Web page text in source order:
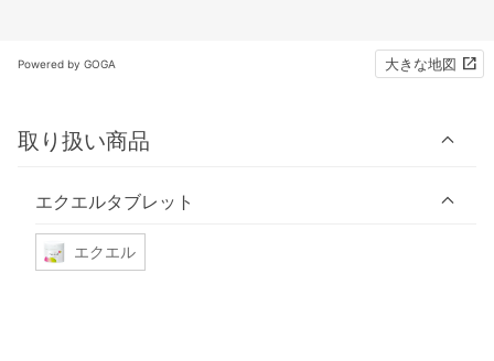
Powered by GOGA 大きな地図
取り扱い商品
エクエルタブレット
エクエル